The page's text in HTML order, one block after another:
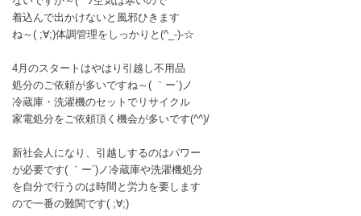
着込んで出かけないと風邪ひきます
ね～( ;∀;)体調管理をしっかりと(^_-)-☆
4月のスタートはやはり引越し不用品
処分のご依頼が多いですね～( ｀ー´)ノ
冷蔵庫・洗濯機のセットでリサイクル
家電処分をご依頼頂く機会が多いです(^^)/
新社会人になり、引越しするのはパワー
が必要です( ｀ー´)ノ冷蔵庫や洗濯機処分
を自分で行うのは時間と労力を要します
ので一番の難関です( ;∀;)